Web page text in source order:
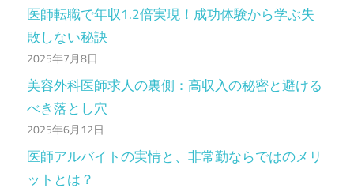
医師転職で年収1.2倍実現！成功体験から学ぶ失
敗しない秘訣
2025年7月8日
美容外科医師求人の裏側：高収入の秘密と避ける
べき落とし穴
2025年6月12日
医師アルバイトの実情と、非常勤ならではのメリ
ットとは？